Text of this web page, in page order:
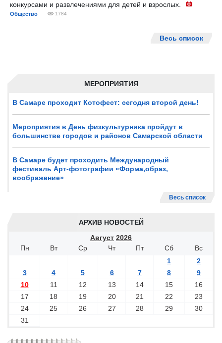
МЕРОПРИЯТИЯ
В Самаре проходит Котофест: сегодня второй день!
Мероприятия в День физкультурника пройдут в
большинстве городов и районов Самарской области
В Самаре будет проходить Международный
фестиваль Арт-фотографии «Форма,образ,
воображение»
Весь список
АРХИВ НОВОСТЕЙ
Август 2026
Пн
Вт Ср Чт Пт Сб
Вс
1
2
3
4 5 6 7 8
9
10
11 12 13 14 15
16
17
18 19 20 21 22
23
24
25 26 27 28 29
30
31
конкурсами и развлечениями для детей и взрослых.
Общество 1784
Весь список